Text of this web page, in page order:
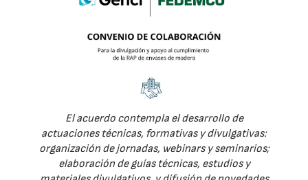
El acuerdo contempla el desarrollo de
actuaciones técnicas, formativas y divulgativas:
organización de jornadas, webinars y seminarios;
elaboración de guías técnicas, estudios y